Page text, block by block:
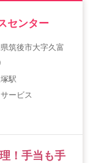
センター
県筑後市大字久富
駅
サービス
！手当も手